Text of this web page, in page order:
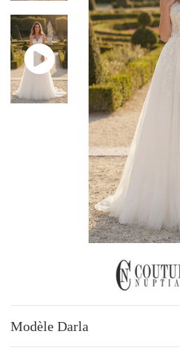
ROBES JUSQU’À -70%
GRANDES TAILLES
PAR STYLE
Fluide - Sirène
Trapèze
Volume
PAR PRIX
De 499 à 749 €
De 750 à 999 €
De 1000 à 1249 €
De 1250 à 1499 €
De 1500 à 1749 €
De 1750 à 1999 €
De 2000 à 2500 €
PAR MARQUE
Atelier Nuptial 2027
Modèle Darla